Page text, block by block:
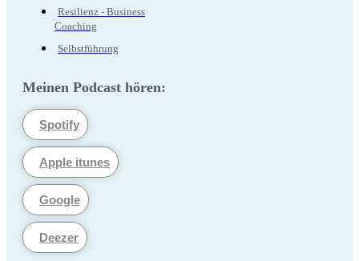
Resilienz - Business
Coaching
Selbstführung
Meinen Podcast hören:
Spotify
Apple itunes
Google
Deezer